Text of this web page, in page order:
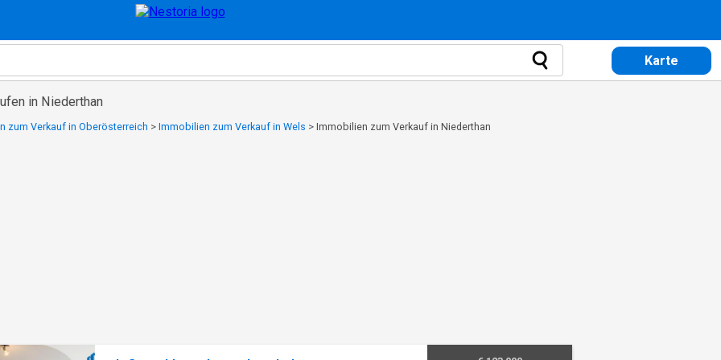
Karte
in Niederthan
zum Verkauf in Oberösterreich > Immobilien zum Verkauf in Wels > Immobilien zum Verkauf in Niederthan